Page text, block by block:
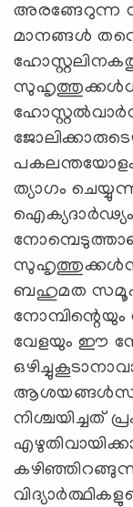
മാനങ്ങള്‍
പകലന്തയോളം
ത്യാഗം
ഐക്യദാര്‍ഢ്യം
ബഹുമത
വേളയും ഈ
നിശ്ചയിച്ചത്